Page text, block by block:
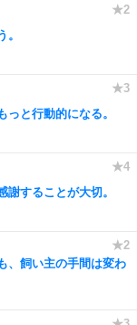
と行動的になる。
することが大切。
、飼い主の手間は変わ